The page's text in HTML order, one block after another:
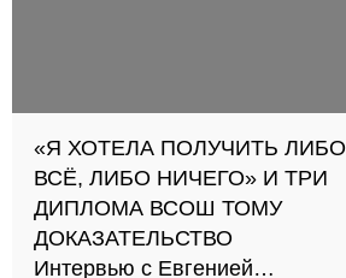
«Я ХОТЕЛА ПОЛУЧИТЬ ЛИБО
ВСЁ, ЛИБО НИЧЕГО» И ТРИ
ДИПЛОМА ВСОШ ТОМУ
ДОКАЗАТЕЛЬСТВО
Интервью с Евгенией